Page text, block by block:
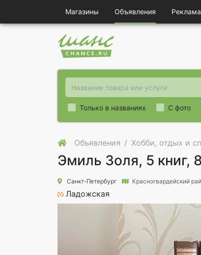
Магазины Объявления
Только в названиях С фото
Объявления Хобби, отдых и
Эмиль Золя, 5 книг,
Санкт-Петербург Красногвардейский
Ладожская